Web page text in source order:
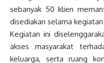
sebanyak 50 klien
disediakan selama
Kegiatan ini
akses masyarakat
keluarga, serta ruang